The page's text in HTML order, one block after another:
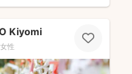
Kiyomi
女性